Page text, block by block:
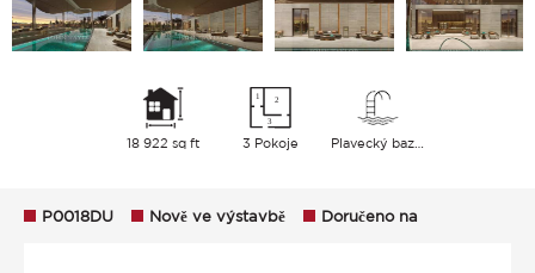
18 922 sq ft 3 Pokoje Plavecký bazén
P0018DU Nově ve výstavbě Doručeno na